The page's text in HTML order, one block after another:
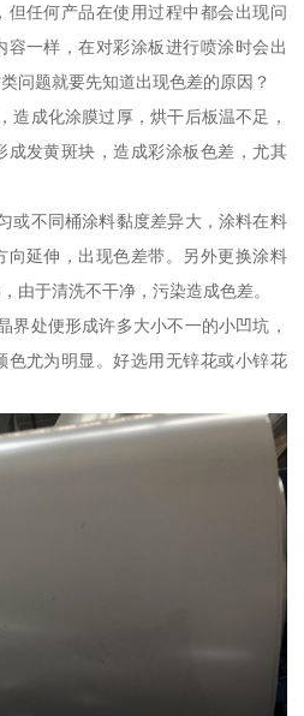
但任何产品在使用过程中都会出现问
一样，在对彩涂板进行喷涂时会出
问题就要先知道出现色差的原因？
造成化涂膜过厚，烘干后板温不足，
成发黄斑块，造成彩涂板色差，尤其
或不同桶涂料黏度差异大，涂料在料
向延伸，出现色差带。另外更换涂料
由于清洗不干净，污染造成色差。
界处便形成许多大小不一的小凹坑，
色尤为明显。好选用无锌花或小锌花